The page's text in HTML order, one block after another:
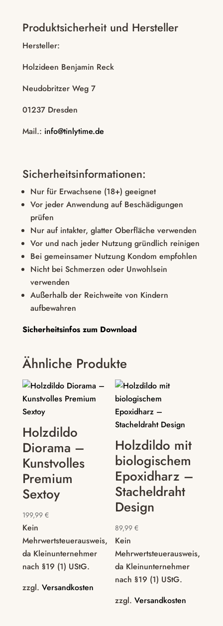
Produktsicherheit und Hersteller
Hersteller:
Holzideen Benjamin Reck
Neudobritzer Weg 7
01237 Dresden
Mail.: info@tinlytime.de
Sicherheitsinformationen:
Nur für Erwachsene (18+) geeignet
Vor jeder Anwendung auf Beschädigungen
prüfen
Nur auf intakter, glatter Oberfläche verwenden
Vor und nach jeder Nutzung gründlich reinigen
Bei gemeinsamer Nutzung Kondom empfohlen
Nicht bei Schmerzen oder Unwohlsein
verwenden
Außerhalb der Reichweite von Kindern
aufbewahren
Sicherheitsinfos zum Download
Ähnliche Produkte
Holzdildo
Diorama –
Kunstvolles
Premium
Sextoy
199,99 €
Kein
Mehrwertsteuerausweis,
da Kleinunternehmer
nach §19 (1) UStG.
zzgl. Versandkosten
Holzdildo mit
biologischem
Epoxidharz –
Stacheldraht
Design
89,99€
Kein
Mehrwertsteuerausweis,
da Kleinunternehmer
nach §19 (1) UStG.
zzgl.Versandkosten